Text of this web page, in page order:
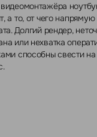
а то, от чего напрямую
Долгий рендер,
или нехватка
способны свести